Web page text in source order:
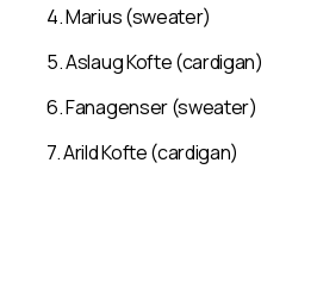
4. Marius (sweater)
5. Aslaug Kofte (cardigan)
6. Fanagenser (sweater)
7. Arild Kofte (cardigan)